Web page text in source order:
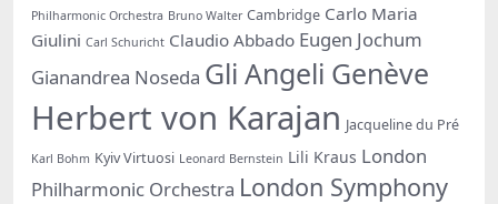
Philharmonic Orchestra Bruno Walter Cambridge Carlo Maria
Giulini Carl Schuricht Claudio Abbado Eugen Jochum
Gianandrea Noseda Gli Angeli Genève
Herbert von Karajan Jacqueline du Pré
Karl Bohm Kyiv Virtuosi Leonard Bernstein Lili Kraus London
Philharmonic Orchestra London Symphony